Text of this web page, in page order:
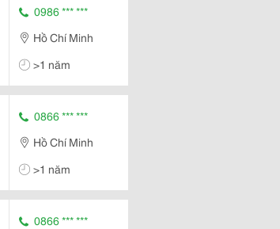
0986 *** ***
Hồ Chí Minh
>1 năm
0866 *** ***
Hồ Chí Minh
>1 năm
0866 *** ***